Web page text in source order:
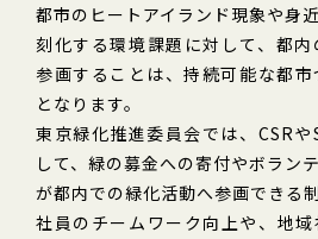
緑の募金について
緑の募金に協力するには
緑の募金の活用
事業紹介
募金を活用した森づくり
資材のお申し込み
緑の募金グッズのご注文
都市のヒートアイランド現象や身
刻化する環境課題に対して、都
参画することは、持続可能な都
となります。
東京緑化推進委員会では、CSR
して、緑の募金への寄付やボラン
が都内での緑化活動へ参画できる
社員のチームワーク向上や、地